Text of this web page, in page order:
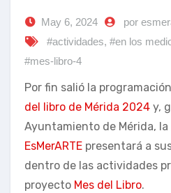
May 6, 2024 por
#actividades, #en los
#mes-libro-4
Por fin salió la
del libro de Mérida 2024 y,
Ayuntamiento de Mérida, la
EsMerARTE presentará a
dentro de las actividades
proyecto Mes del Libro.